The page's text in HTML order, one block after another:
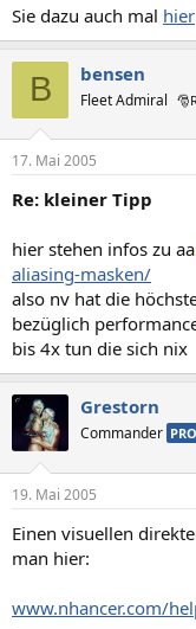
Sie dazu auch mal hier
B bensen
Fleet Admiral
17. Mai 2005
Re: kleiner Tipp
hier stehen infos zu
aliasing-masken/
also nv hat die
bezüglich
bis 4x tun die sich nix
Grestorn
Commander PRO
19. Mai 2005
Einen visuellen
man hier:
www.nhancer.com/